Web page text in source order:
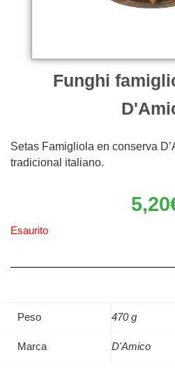
Funghi
Setas Famigliola en conserva
tradicional italiano.
5,20
Esaurito
Peso 470 g
Marca D'Amico